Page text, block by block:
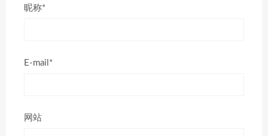
昵称*
E-mail*
网站